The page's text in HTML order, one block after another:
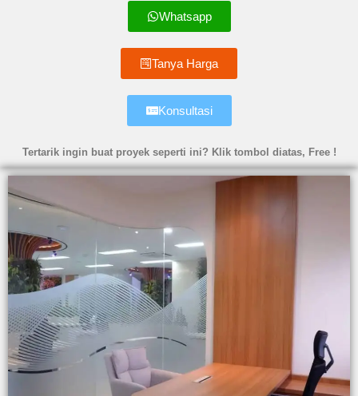
Whatsapp
Tanya Harga
Konsultasi
Tertarik ingin buat proyek seperti ini? Klik tombol diatas, Free !